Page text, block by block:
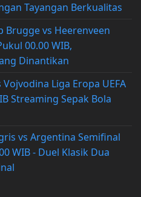
Tayangan Berkualitas
Brugge vs Heerenveen
00.00 WIB,
Dinantikan
Liga Eropa UEFA
Streaming Sepak Bola
vs Argentina Semifinal
WIB - Duel Klasik Dua